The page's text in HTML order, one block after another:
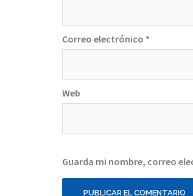
Correo electrónico *
Web
Guarda mi nombre, correo